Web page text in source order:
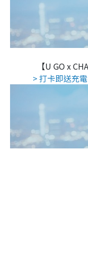
【U GO x
> 打卡即送充